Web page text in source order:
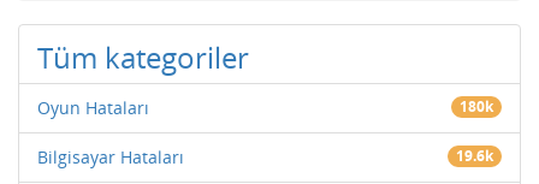
Tüm kategoriler
Oyun Hataları 180k
Bilgisayar Hataları 19.6k